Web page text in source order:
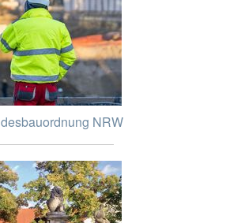
NRW